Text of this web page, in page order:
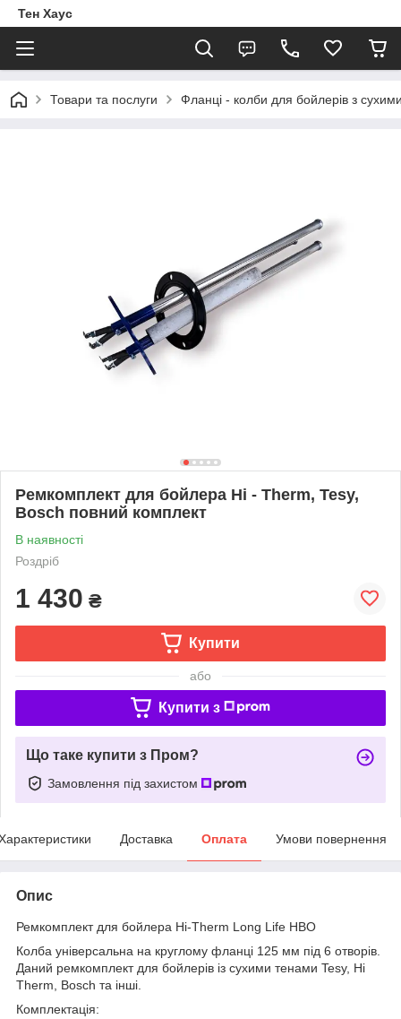
Тен Хаус
Товари та послуги Фланці - колби для бойлерів з
Ремкомплект для бойлера Hi - Therm, Tesy,
Bosch повний комплект
В наявності
Роздріб
1 430 ₴
Купити
або
Купити з
Що таке купити з Пром?
Замовлення під захистом
Доставка Оплата Умови повернення
Опис
Ремкомплект для бойлера Hi-Therm Long Life HBO
Колба універсальна на круглому фланці 125 мм під 6 отворів.
Даний ремкомплект для бойлерів із сухими тенами Tesy, Hi
Therm, Bosch та інші.
Комплектація: